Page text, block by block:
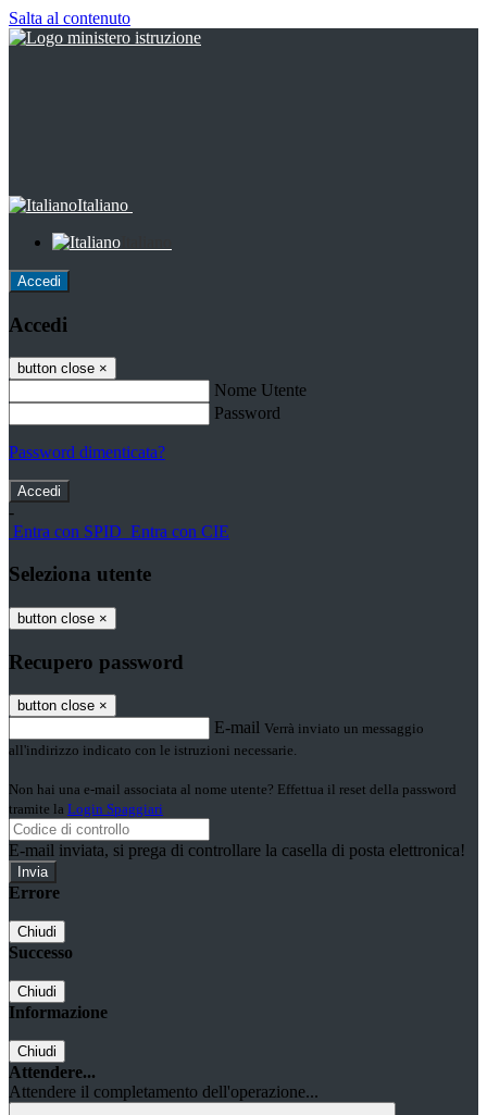
Salta al contenuto
Italiano
Accedi
Accedi
button close ×
Nome Utente
Password
Password dimenticata?
-
Entra con SPID Entra con CIE
Seleziona utente
button close ×
Recupero password
button close ×
E-mail Verrà inviato un messaggio
all'indirizzo indicato con le istruzioni necessarie.
Non hai una e-mail associata al nome utente? Effettua il reset della password
tramite la Login Spaggiari
E-mail inviata, si prega di controllare la casella di posta elettronica!
Errore
Chiudi
Successo
Chiudi
Informazione
Chiudi
Attendere...
Attendere il completamento dell'operazione...